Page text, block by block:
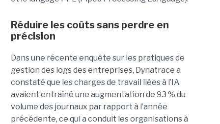
Réduire les coûts sans perdre en
précision
Dans une récente enquête sur les pratiques de
gestion des logs des entreprises, Dynatrace a
constaté que les charges de travail liées à l’IA
avaient entraîné une augmentation de 93 % du
volume des journaux par rapport à l’année
précédente, ce qui a conduit les organisations à